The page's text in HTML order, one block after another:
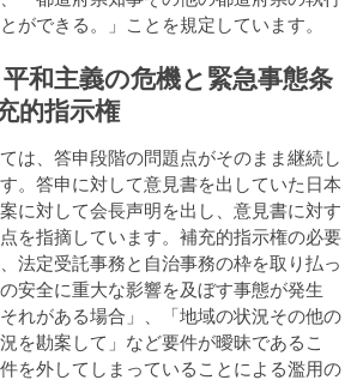
ができる。」ことを規定しています。
和主義の危機と緊急事態条
的指示権
は、答申段階の問題点がそのまま継続し
。答申に対して意見書を出していた日本
に対して会長声明を出し、意見書に対す
を指摘しています。補充的指示権の必要
法定受託事務と自治事務の枠を取り払っ
安全に重大な影響を及ぼす事態が発生
れがある場合」、「地域の状況その他の
を勘案して」など要件が曖昧であるこ
を外してしまっていることによる濫用の